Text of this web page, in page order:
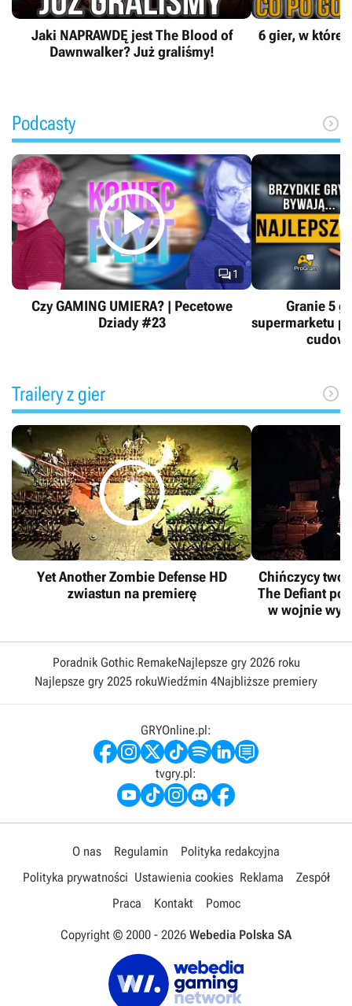
Jaki NAPRAWDĘ jest The Blood of
Dawnwalker? Już graliśmy!
6 gier, w które
Podcasty 

1
Czy GAMING UMIERA? | Pecetowe
Dziady #23
Granie 5
supermarketu
Trailery z gier 

Yet Another Zombie Defense HD
zwiastun na premierę
Chińczycy
The Defiant
w wojnie
Poradnik Gothic RemakeNajlepsze gry 2026 roku
Najlepsze gry 2025 rokuWiedźmin 4Najbliższe premiery
GRYOnline.pl:
tvgry.pl:
O nas Regulamin
Polityka redakcyjna
Polityka prywatności Ustawienia cookies Reklama
Zespół
Praca
Kontakt Pomoc
Copyright © 2000 - 2026 Webedia Polska SA